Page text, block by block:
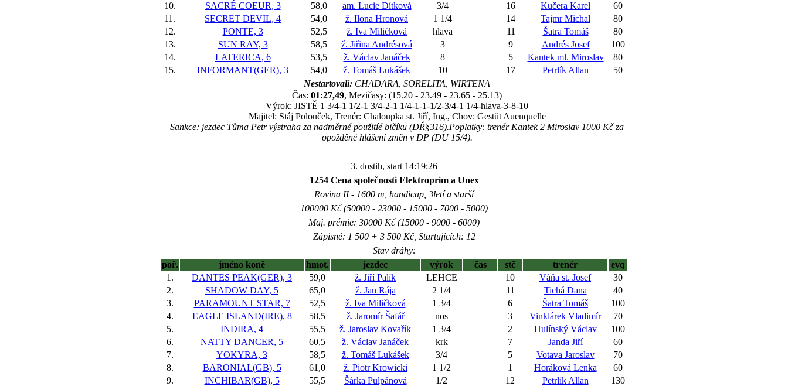
10.
SACRÉ COEUR, 3 58,0 am. Lucie Dítková 3/4 16 Kučera Karel
60
11.
SECRET DEVIL, 4 54,0 ž. Ilona Hronová 1 1/4 14 Tajmr Michal
80
12.
PONTE, 3 52,5 ž. Iva Miličková hlava 11 Šatra Tomáš
80
13.
SUN RAY, 3 58,5 ž. Jiřina Andrésová 3 9 Andrés Josef
100
14.
LATERICA, 6 53,5 ž. Václav Janáček 8 5 Kantek ml. Miroslav
80
15.
INFORMANT(GER), 3 54,0 ž. Tomáš Lukášek 10 17 Petrlík Allan
50
Nestartovali: CHADARA, SORELITA, WIRTENA
Čas: 01:27,49, Mezičasy: (15.20 - 23.49 - 23.65 - 25.13)
Výrok: JISTĚ 1 3/4-1 1/2-1 3/4-2-1 1/4-1-1-1/2-3/4-1 1/4-hlava-3-8-10
Majitel: Stáj Polouček, Trenér: Chaloupka st. Jiří, Ing., Chov: Gestüt Auenquelle
Sankce: jezdec Tůma Petr výstraha za nadměrné použitíé bičíku (DŘ§316).Poplatky: trenér Kantek 2 Miroslav 1000 Kč za
opožděné hlášení změn v DP (DU 15/4).
3. dostih, start 14:19:26
1254 Cena společnosti Elektroprim a Unex
Rovina II - 1600 m, handicap, 3letí a starší
100000 Kč (50000 - 23000 - 15000 - 7000 - 5000)
Maj. prémie: 30000 Kč (15000 - 9000 - 6000)
Zápisné: 1 500 + 3 500 Kč, Startujících: 12
Stav dráhy:
poř.
jméno koně hmot. jezdec výrok čas stč trenér
evq
1.
DANTES PEAK(GER), 3 59,0 ž. Jiří Palík LEHCE 10 Váňa st. Josef
30
2.
SHADOW DAY, 5 65,0 ž. Jan Rája 2 1/4 11 Tichá Dana
40
3.
PARAMOUNT STAR, 7 52,5 ž. Iva Miličková 1 3/4 6 Šatra Tomáš
100
4.
EAGLE ISLAND(IRE), 8 58,5 ž. Jaromír Šafář nos 3 Vinklárek Vladimír
70
5.
INDIRA, 4 55,5 ž. Jaroslav Kovařík 1 3/4 2 Hulínský Václav
100
6.
NATTY DANCER, 5 60,5 ž. Václav Janáček krk 7 Janda Jiří
60
7.
YOKYRA, 3 58,5 ž. Tomáš Lukášek 3/4 5 Votava Jaroslav
70
8.
BARONIAL(GB), 5 61,0 ž. Piotr Krowicki 1 1/2 1 Horáková Lenka
60
9.
INCHIBAR(GB), 5 55,5 Šárka Pulpánová 1/2 12 Petrlík Allan
130